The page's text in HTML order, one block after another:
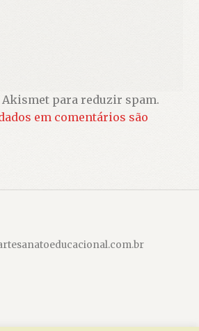
para reduzir spam.
em comentários são